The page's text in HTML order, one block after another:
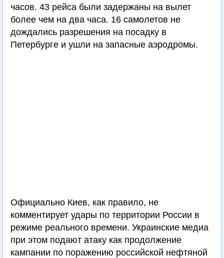
часов. 43 рейса были задержаны на вылет
более чем на два часа. 16 самолетов не
дождались разрешения на посадку в
Петербурге и ушли на запасные аэродромы.
Официально Киев, как правило, не
комментирует удары по территории России в
режиме реального времени. Украинские медиа
при этом подают атаку как продолжение
кампании по поражению российской нефтяной